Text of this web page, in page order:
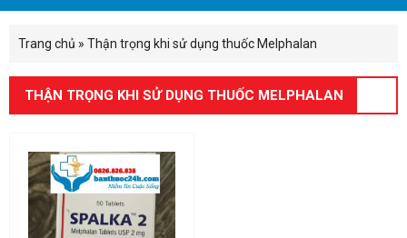
Trang chủ » Thận trọng khi sử dụng thuốc Melphalan
THẬN TRỌNG KHI SỬ DỤNG THUỐC MELPHALAN